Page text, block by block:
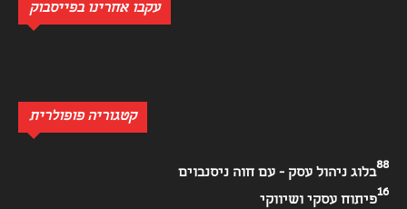
עקבו אחרינו בפייסבוק
קטגוריה פופולרית
בלוג ניהול עסק - עם חוה ניסנבוים
88
פיתוח עסקי ושיווקי
16